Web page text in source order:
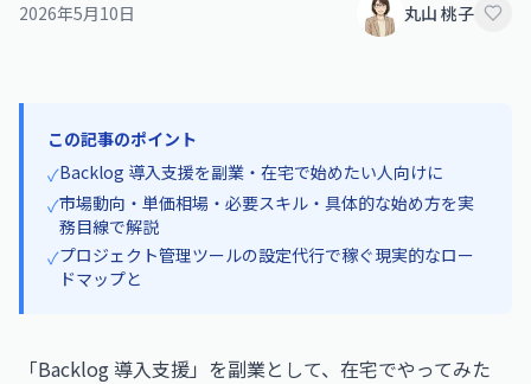
2026年5月10日 丸山 桃子
この記事のポイント
✓Backlog 導入支援を副業・在宅で始めたい人向けに
✓市場動向・単価相場・必要スキル・具体的な始め方を実
務目線で解説
✓プロジェクト管理ツールの設定代行で稼ぐ現実的なロー
ドマップと
「Backlog 導入支援」を副業として、在宅でやってみた